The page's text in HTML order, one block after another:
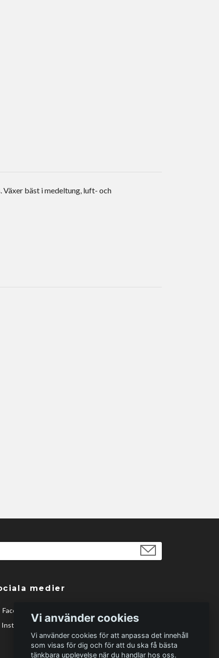
bäst i medeltung, luft- och
medier
Facebook
Instagram
Vi använder cookies
Vi använder cookies för att anpassa det innehåll
som visas för dig och för att du ska få bästa
tänkbara upplevelse när du handlar hos oss.